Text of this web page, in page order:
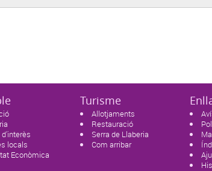
locals
Econòmica
Turisme
Allotjaments
Restauració
Serra de Llaberia
Com arribar